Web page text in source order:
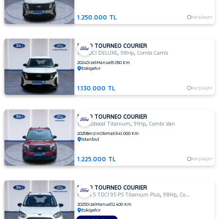
LINE
1.5
DELUX
TDCI
DELUXE
1.5 TDCI
TITANIUM
TİTANİUM
1.5 TDCI
TİTANİUM
PLUS
1.5
TREND
1.5
TDCi
Delux
1.250.000 TL Karşılaştır
FORD TOURNEO COURIER
1.5 TDCI DELUXE,98Hp,Combi Camlı
2024DizelManuel5.050 Km
Eskişehir
1.130.000 TL Karşılaştır
FORD TOURNEO COURIER
1.0 Ecoboost Titanium,91Hp,Combi Van
2025BenzinOtomatik41.000 Km
İstanbul
1.225.000 TL Karşılaştır
FORD TOURNEO COURIER
MCA 1.5 TDCI 95 PS Titanıum Plus,98Hp,Combi Camlı
2023DizelManuel12.400 Km
Eskişehir